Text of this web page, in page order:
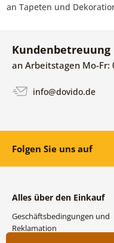
an Tapeten und
Kundenbetreuung
an Arbeitstagen Mo-Fr:
info@dovido.de
Folgen Sie uns auf
Alles über den Einkauf
Geschäftsbedingungen und
Reklamation